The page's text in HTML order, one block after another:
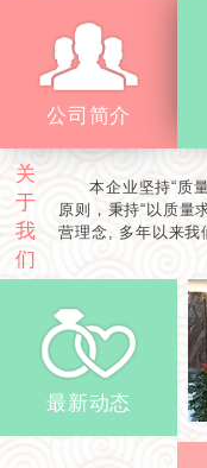
公司简介
关
于
我
们
本企业坚持“质
原则，秉持“以质量
营理念, 多年以来我
最新动态